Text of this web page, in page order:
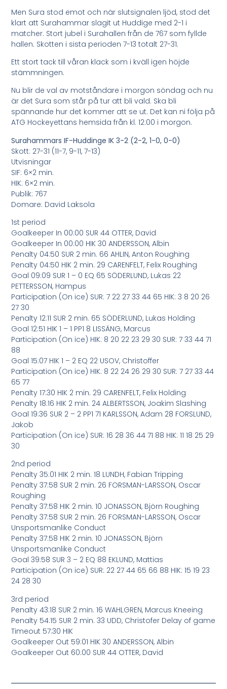
Men Sura stod emot och när slutsignalen ljöd, stod det
klart att Surahammar slagit ut Huddige med 2-1 i
matcher. Stort jubel i Surahallen från de 767 som fyllde
hallen. Skotten i sista perioden 7-13 totalt 27-31.
Ett stort tack till våran klack som i kväll igen höjde
stämmningen.
Nu blir de val av motståndare i morgon söndag och nu
är det Sura som står på tur att bli vald. Ska bli
spännande hur det kommer att se ut. Det kan ni följa på
ATG Hockeyettans hemsida från kl. 12:00 i morgon.
Surahammars IF-Huddinge IK 3-2 (2-2, 1-0, 0-0)
Skott: 27-31 (11-7, 9-11, 7-13)
Utvisningar
SIF: 6×2 min.
HIK: 6×2 min.
Publik: 767
Domare: David Laksola
1st period
Goalkeeper In 00:00 SUR 44 OTTER, David
Goalkeeper In 00:00 HIK 30 ANDERSSON, Albin
Penalty 04:50 SUR 2 min. 66 AHLIN, Anton Roughing
Penalty 04:50 HIK 2 min. 29 CARENFELT, Felix Roughing
Goal 09:09 SUR 1 – 0 EQ 65 SÖDERLUND, Lukas 22
PETTERSSON, Hampus
Participation (On ice) SUR: 7 22 27 33 44 65 HIK: 3 8 20 26
27 30
Penalty 12:11 SUR 2 min. 65 SÖDERLUND, Lukas Holding
Goal 12:51 HIK 1 – 1 PP1 8 LISSÄNG, Marcus
Participation (On ice) HIK: 8 20 22 23 29 30 SUR: 7 33 44 71
88
Goal 15:07 HIK 1 – 2 EQ 22 USOV, Christoffer
Participation (On ice) HIK: 8 22 24 26 29 30 SUR: 7 27 33 44
65 77
Penalty 17:30 HIK 2 min. 29 CARENFELT, Felix Holding
Penalty 18:16 HIK 2 min. 24 ALBERTSSON, Joakim Slashing
Goal 19:36 SUR 2 – 2 PP1 71 KARLSSON, Adam 28 FORSLUND,
Jakob
Participation (On ice) SUR: 16 28 36 44 71 88 HIK: 11 18 25 29
30
2nd period
Penalty 35:01 HIK 2 min. 18 LUNDH, Fabian Tripping
Penalty 37:58 SUR 2 min. 26 FORSMAN-LARSSON, Oscar
Roughing
Penalty 37:58 HIK 2 min. 10 JONASSON, Björn Roughing
Penalty 37:58 SUR 2 min. 26 FORSMAN-LARSSON, Oscar
Unsportsmanlike Conduct
Penalty 37:58 HIK 2 min. 10 JONASSON, Björn
Unsportsmanlike Conduct
Goal 39:58 SUR 3 – 2 EQ 88 EKLUND, Mattias
Participation (On ice) SUR: 22 27 44 65 66 88 HIK: 15 19 23
24 28 30
3rd period
Penalty 43:18 SUR 2 min. 16 WAHLGREN, Marcus Kneeing
Penalty 54:15 SUR 2 min. 33 UDD, Christofer Delay of game
Timeout 57:30 HIK
Goalkeeper Out 59:01 HIK 30 ANDERSSON, Albin
Goalkeeper Out 60:00 SUR 44 OTTER, David